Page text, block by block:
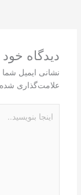
دیدگاه‌ خود
نشانی ایمیل
علامت‌گذاری
بنویسید..